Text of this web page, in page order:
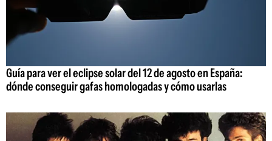
Guía para ver el eclipse solar del 12 de agosto en España:
dónde conseguir gafas homologadas y cómo usarlas